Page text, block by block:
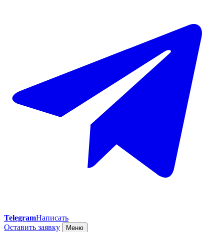
TelegramНаписать
Оставить заявку
Меню